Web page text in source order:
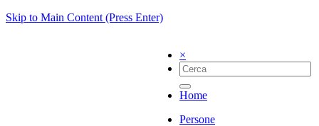
Skip to Main Content (Press Enter)
×
Home
Persone